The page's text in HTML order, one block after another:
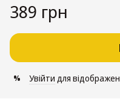
389 грн
% Увійти для